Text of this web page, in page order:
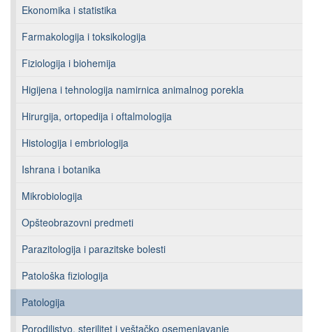
Ekonomika i statistika
Farmakologija i toksikologija
Fiziologija i biohemija
Higijena i tehnologija namirnica animalnog porekla
Hirurgija, ortopedija i oftalmologija
Histologija i embriologija
Ishrana i botanika
Mikrobiologija
Opšteobrazovni predmeti
Parazitologija i parazitske bolesti
Patološka fiziologija
Patologija
Porodiljstvo, sterilitet i veštačko osemenjavanje